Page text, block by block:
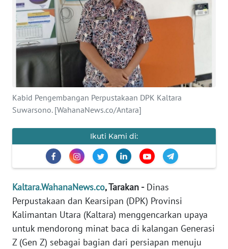
Kabid Pengembangan Perpustakaan DPK Kaltara
Suwarsono. [WahanaNews.co/Antara]
Ikuti Kami di:
Kaltara.WahanaNews.co, Tarakan -Dinas
Perpustakaan dan Kearsipan (DPK) Provinsi
Kalimantan Utara (Kaltara) menggencarkan upaya
untuk mendorong minat baca di kalangan Generasi
Z (Gen Z) sebagai bagian dari persiapan menuju
INDEKS
BERITA
KONTAK
KAMI
INFO
IKLAN
TENTANG
SIBER
REDAKSI
KARIR